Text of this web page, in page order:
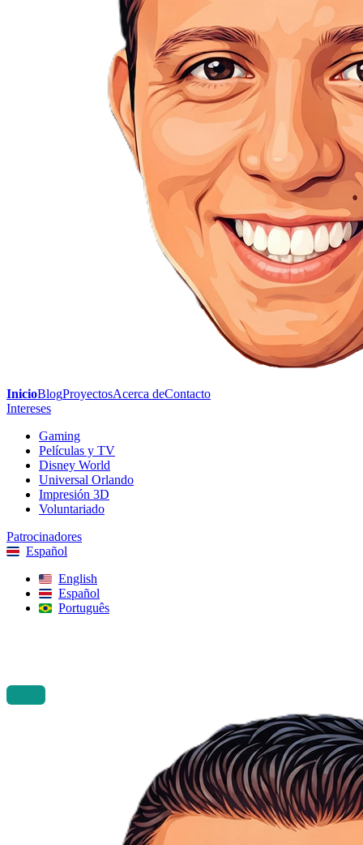
InicioBlogProyectosAcerca deContacto
Intereses
Gaming
Películas y TV
Disney World
Universal Orlando
Impresión 3D
Voluntariado
Patrocinadores
Español
English
Español
Português